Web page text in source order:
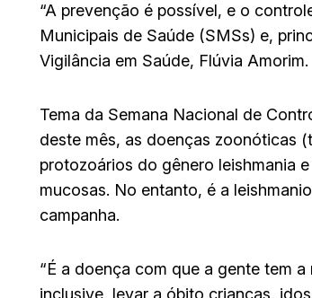
“A prevenção é possível, e o
Municipais de Saúde (SMSs) e,
Vigilância em Saúde, Flúvia Amorim.
Tema da Semana Nacional de
deste mês, as doenças zoonóticas
protozoários do gênero leishmania
mucosas. No entanto, é a
campanha.
“É a doença com que a gente tem
inclusive, levar a óbito crianças,